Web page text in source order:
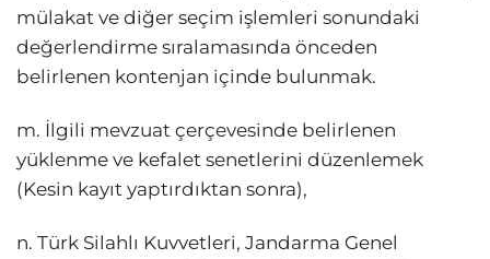
mülakat ve diğer seçim işlemleri sonundaki
değerlendirme sıralamasında önceden
belirlenen kontenjan içinde bulunmak.
m. İlgili mevzuat çerçevesinde belirlenen
yüklenme ve kefalet senetlerini düzenlemek
(Kesin kayıt yaptırdıktan sonra),
n. Türk Silahlı Kuvvetleri, Jandarma Genel